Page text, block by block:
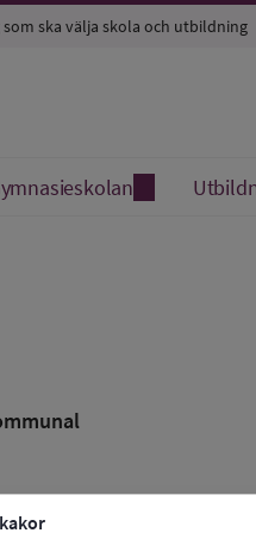
ska välja skola och utbildning